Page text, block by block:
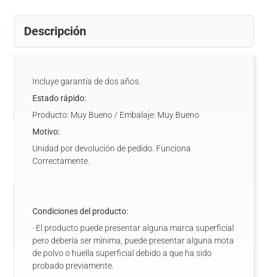
Descripción
Incluye garantía de dos años.
Estado rápido:
Producto: Muy Bueno / Embalaje: Muy Bueno
Motivo:
Unidad por devolución de pedido. Funciona
Correctamente.
Condiciones del producto:
· El producto puede presentar alguna marca superficial
pero debería ser mínima, puede presentar alguna mota
de polvo o huella superficial debido a que ha sido
probado previamente.